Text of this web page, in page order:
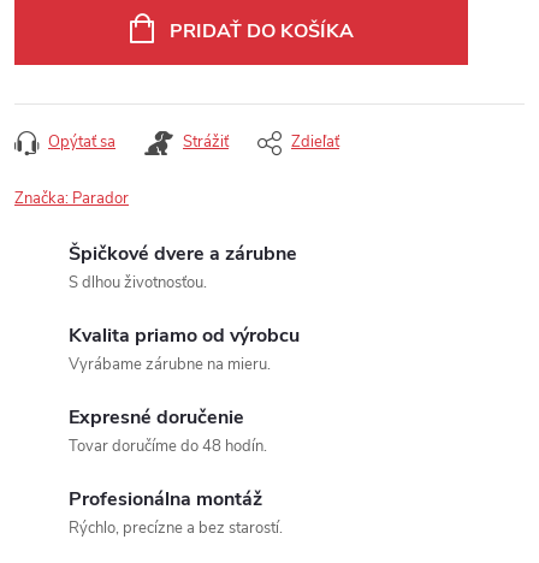
PRIDAŤ DO KOŠÍKA
Opýtať sa Strážiť Zdieľať
Značka: Parador
Špičkové dvere a zárubne
S dlhou životnosťou.
Kvalita priamo od výrobcu
Vyrábame zárubne na mieru.
Expresné doručenie
Tovar doručíme do 48 hodín.
Profesionálna montáž
Rýchlo, precízne a bez starostí.